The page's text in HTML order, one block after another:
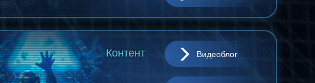
Контент Видеоблог